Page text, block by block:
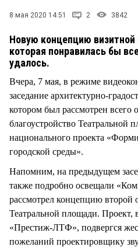
8 мая 2020 14:51 2 3842
Новую концепцию визитной
которая понравилась бы
удалось.
Вчера, 7 мая, в режиме
заседание архитектурно-
котором был рассмотрен всего
благоустройство Театральной
национального проекта
городской среды».
Напомним, на предыдущем
также подробно освещали
рассмотрел концепцию второй
Театральной площади.
«Престиж-ЛТФ», подвергся
пожеланий проектировщику